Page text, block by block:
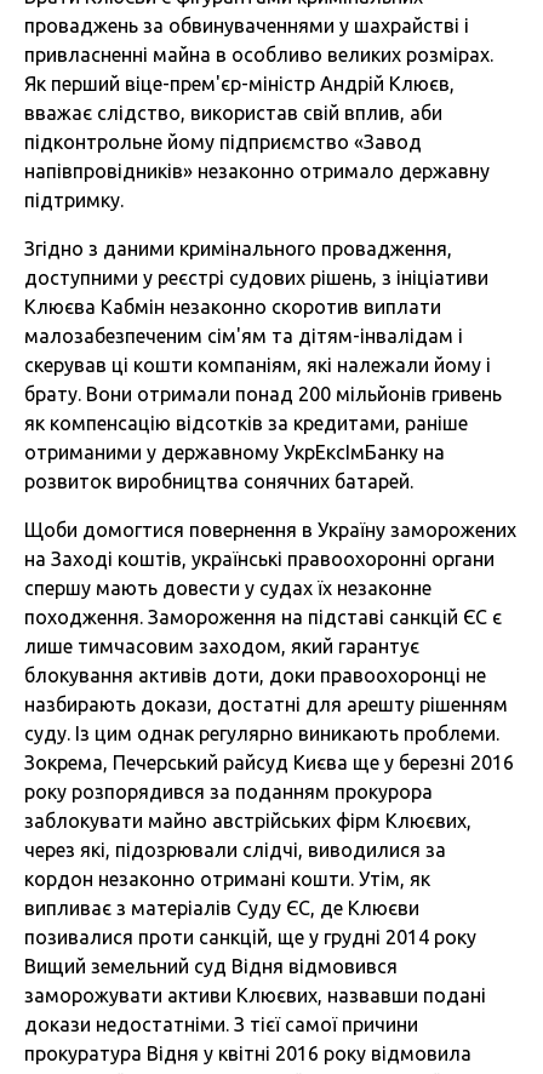
проваджень за обвинуваченнями у шахрайстві і
привласненні майна в особливо великих розмірах.
Як перший віце-прем'єр-міністр Андрій Клюєв,
вважає слідство, використав свій вплив, аби
підконтрольне йому підприємство «Завод
напівпровідників» незаконно отримало державну
підтримку.
Згідно з даними кримінального провадження,
доступними у реєстрі судових рішень, з ініціативи
Клюєва Кабмін незаконно скоротив виплати
малозабезпеченим сім'ям та дітям-інвалідам і
скерував ці кошти компаніям, які належали йому і
брату. Вони отримали понад 200 мільйонів гривень
як компенсацію відсотків за кредитами, раніше
отриманими у державному УкрЕксІмБанку на
розвиток виробництва сонячних батарей.
Щоби домогтися повернення в Україну заморожених
на Заході коштів, українські правоохоронні органи
спершу мають довести у судах їх незаконне
походження. Замороження на підставі санкцій ЄС є
лише тимчасовим заходом, який гарантує
блокування активів доти, доки правоохоронці не
назбирають докази, достатні для арешту рішенням
суду. Із цим однак регулярно виникають проблеми.
Зокрема, Печерський райсуд Києва ще у березні 2016
року розпорядився за поданням прокурора
заблокувати майно австрійських фірм Клюєвих,
через які, підозрювали слідчі, виводилися за
кордон незаконно отримані кошти. Утім, як
випливає з матеріалів Суду ЄС, де Клюєви
позивалися проти санкцій, ще у грудні 2014 року
Вищий земельний суд Відня відмовився
заморожувати активи Клюєвих, назвавши подані
докази недостатніми. З тієї самої причини
прокуратура Відня у квітні 2016 року відмовила